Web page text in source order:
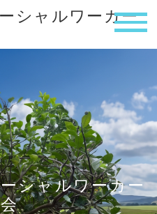
シャルワーカー
わせ
シャルワーカー